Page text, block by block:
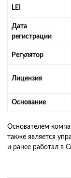
LEI
Дата
регистрации
Регулятор
Лицензия
Основание
Основателем
также является
и ранее работал в